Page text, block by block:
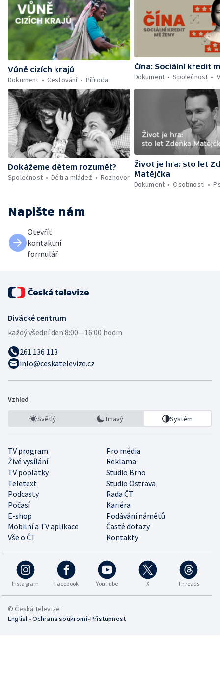
Vůně cizích krajů
Dokument
Cestování Příroda
Čína: Sociální kredit
Dokument
Společnost
Dokážeme dětem rozumět?
Společnost
Děti a mládež Rozhovor
Život je hra: sto let
Matějčka
Dokument
Osobnosti
Napište nám
Otevřít
kontaktní
formulář
Divácké centrum
každý všední den:8:00—16:00 hodin
261 136 113
info@ceskatelevize.cz
Vzhled
Světlý Tmavý Systém
TV program
Pro média
Živé vysílání
Reklama
TV poplatky
Studio Brno
Teletext
Studio Ostrava
Podcasty
Rada ČT
Počasí
Kariéra
E-shop
Podávání námětů
Mobilní a TV aplikace
Časté dotazy
Vše o ČT
Kontakty
Instagram Facebook YouTube X Threads
© Česká televize
English•Ochrana soukromí•Přístupnost